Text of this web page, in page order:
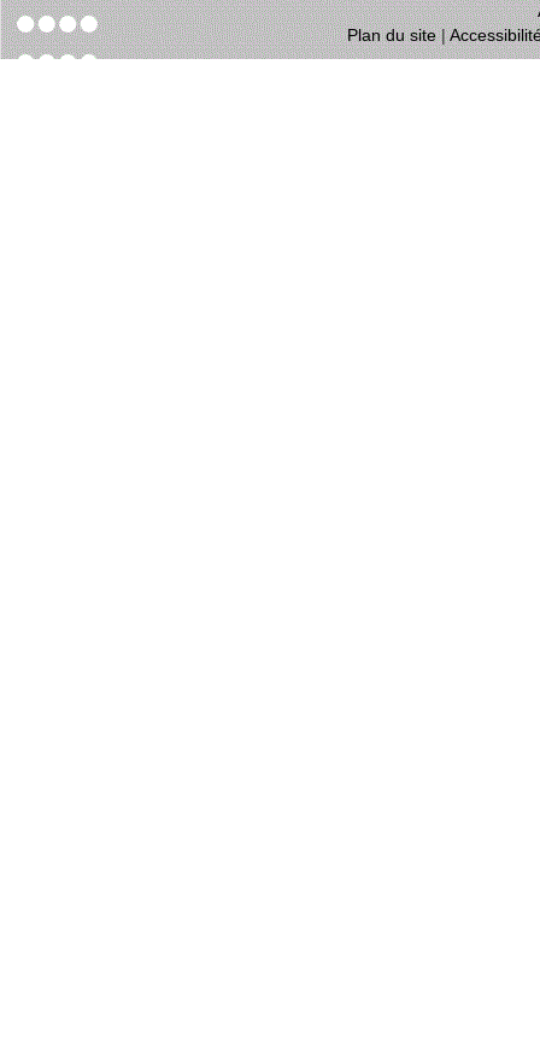
Plan du site|